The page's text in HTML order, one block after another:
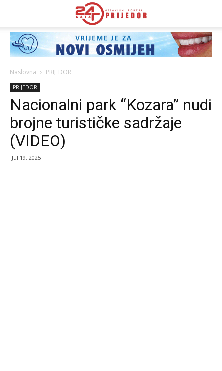
Naslovna PRIJEDOR
PRIJEDOR
Nacionalni park “Kozara” nudi
brojne turističke sadržaje
(VIDEO)
Jul 19, 2025